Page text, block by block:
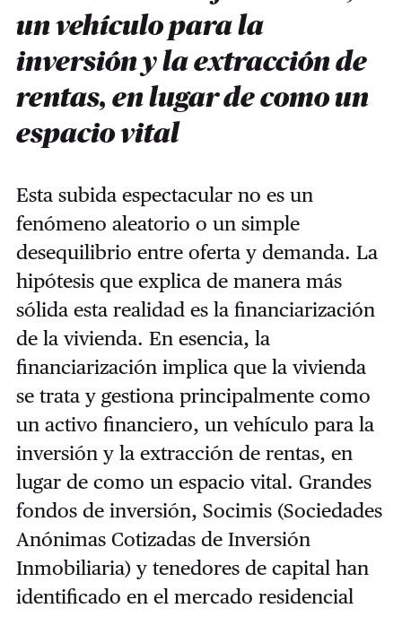
un vehículo para la
inversión y la extracción de
rentas, en lugar de como un
espacio vital
Esta subida espectacular no es un
fenómeno aleatorio o un simple
desequilibrio entre oferta y demanda. La
hipótesis que explica de manera más
sólida esta realidad es la financiarización
de la vivienda. En esencia, la
financiarización implica que la vivienda
se trata y gestiona principalmente como
un activo financiero, un vehículo para la
inversión y la extracción de rentas, en
lugar de como un espacio vital. Grandes
fondos de inversión, Socimis (Sociedades
Anónimas Cotizadas de Inversión
Inmobiliaria) y tenedores de capital han
identificado en el mercado residencial